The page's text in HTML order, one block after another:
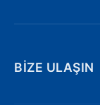
BIZE ULAŞIN